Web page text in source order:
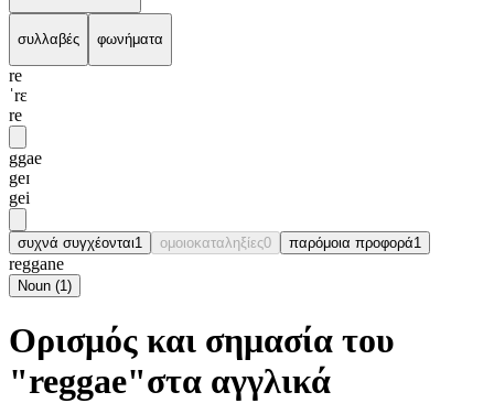
συλλαβές φωνήματα
re
ˈrɛ
re
ggae
geɪ
gei
συχνά συγχέονται1 ομοιοκαταληξίες0 παρόμοια προφορά1
reggane
Noun (1)
Ορισμός και σημασία του
"reggae"στα αγγλικά